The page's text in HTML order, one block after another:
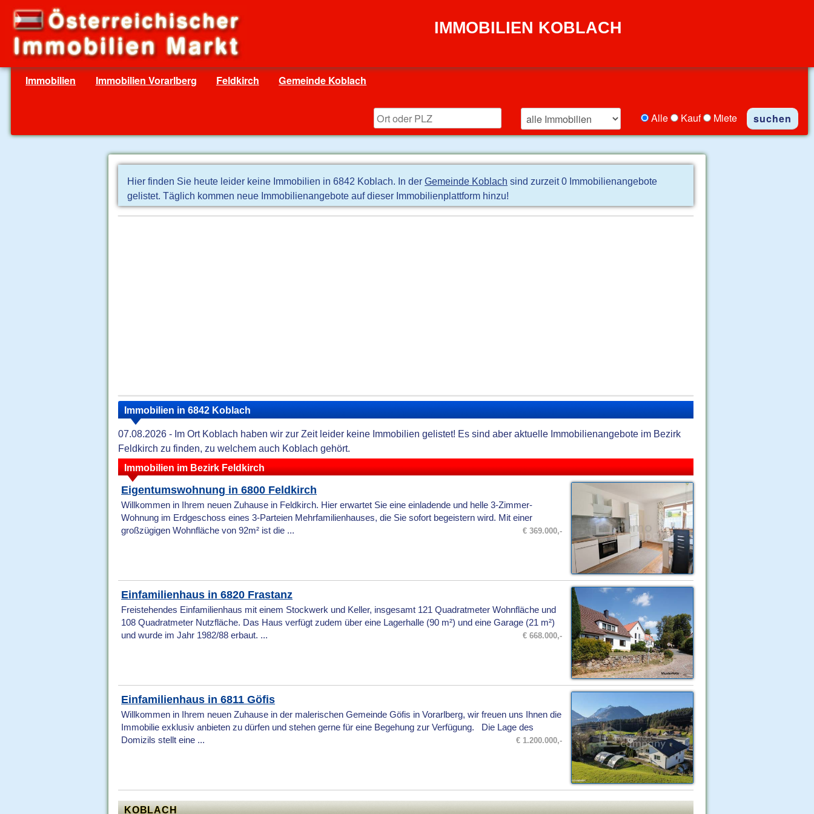
IMMOBILIEN KOBLACH
Immobilien Immobilien Vorarlberg Feldkirch Gemeinde Koblach
Alle Kauf Miete
Hier finden Sie heute leider keine Immobilien in 6842 Koblach. In der Gemeinde Koblach sind zurzeit 0 Immobilienangebote
gelistet. Täglich kommen neue Immobilienangebote auf dieser Immobilienplattform hinzu!
Immobilien in 6842 Koblach
07.08.2026 - Im Ort Koblach haben wir zur Zeit leider keine Immobilien gelistet! Es sind aber aktuelle Immobilienangebote im Bezirk
Feldkirch zu finden, zu welchem auch Koblach gehört.
Immobilien im Bezirk Feldkirch
Eigentumswohnung in 6800 Feldkirch
Willkommen in Ihrem neuen Zuhause in Feldkirch. Hier erwartet Sie eine einladende und helle 3-Zimmer-
Wohnung im Erdgeschoss eines 3-Parteien Mehrfamilienhauses, die Sie sofort begeistern wird. Mit einer
großzügigen Wohnfläche von 92m² ist die ...
€ 369.000,-
Einfamilienhaus in 6820 Frastanz
Freistehendes Einfamilienhaus mit einem Stockwerk und Keller, insgesamt 121 Quadratmeter Wohnfläche und
108 Quadratmeter Nutzfläche. Das Haus verfügt zudem über eine Lagerhalle (90 m²) und eine Garage (21 m²)
und wurde im Jahr 1982/88 erbaut. ...
€ 668.000,-
Einfamilienhaus in 6811 Göfis
Willkommen in Ihrem neuen Zuhause in der malerischen Gemeinde Göfis in Vorarlberg, wir freuen uns Ihnen die
Immobilie exklusiv anbieten zu dürfen und stehen gerne für eine Begehung zur Verfügung. Die Lage des
Domizils stellt eine ...
€ 1.200.000,-
KOBLACH